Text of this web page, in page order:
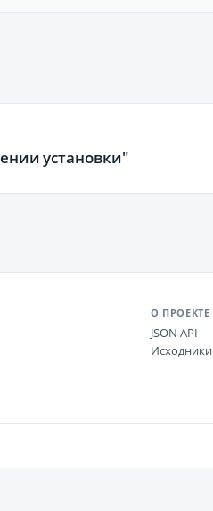
установки"
О ПРОЕКТЕ
JSON API
Исходники